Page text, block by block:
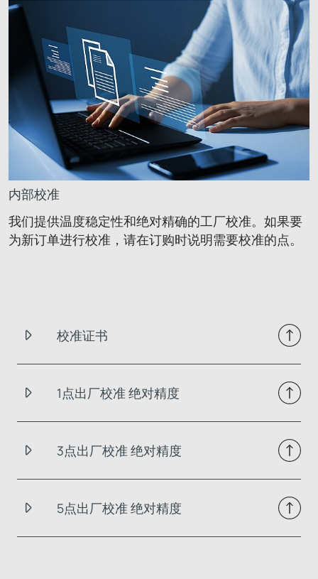
内部校准
我们提供温度稳定性和绝对精确的工厂校准。如果要
为新订单进行校准，请在订购时说明需要校准的点。
校准证书
1点出厂校准 绝对精度
3点出厂校准 绝对精度
5点出厂校准 绝对精度